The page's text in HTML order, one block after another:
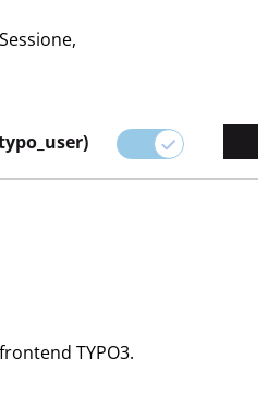
e bricolage offre una
per ispirarvi e
delle vostre idee
a creazioni complesse, i
per garantire qualità
Sessione,
TYPO3.